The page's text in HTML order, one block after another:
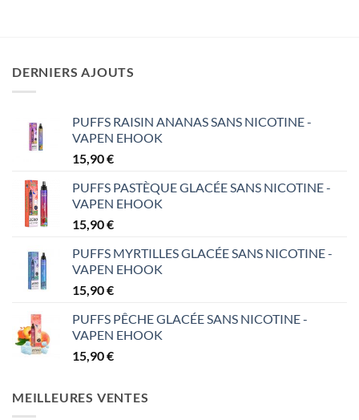
DERNIERS AJOUTS
PUFFS RAISIN ANANAS SANS NICOTINE -
VAPEN EHOOK
15,90€
PUFFS PASTÈQUE GLACÉE SANS NICOTINE -
VAPEN EHOOK
15,90€
PUFFS MYRTILLES GLACÉE SANS NICOTINE -
VAPEN EHOOK
15,90€
PUFFS PÊCHE GLACÉE SANS NICOTINE -
VAPEN EHOOK
15,90€
MEILLEURES VENTES